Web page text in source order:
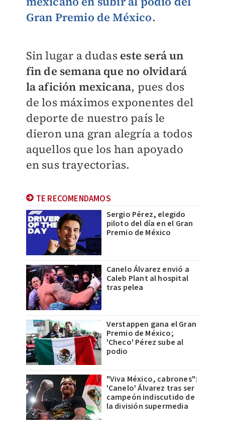
Gran Premio de México.
Sin lugar a dudas este será un
fin de semana que no olvidará
la afición mexicana, pues dos
de los máximos exponentes del
deporte de nuestro país le
dieron una gran alegría a todos
aquellos que los han apoyado
en sus trayectorias.
TE RECOMENDAMOS
Sergio Pérez, elegido
piloto del día en el Gran
Premio de México
Canelo Álvarez envió a
Caleb Plant al hospital
tras pelea
Verstappen gana el Gran
Premio de México;
'Checo' Pérez sube al
podio
"Viva México, cabrones":
'Canelo' Álvarez tras ser
campeón indiscutido de
la división supermedia